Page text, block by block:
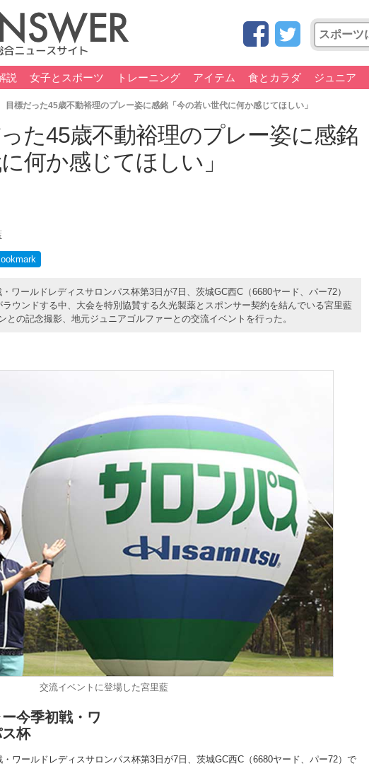
説 女子とスポーツ トレーニング アイテム 食とカラダ ジュニア
目標だった45歳不動裕理のプレー姿に感銘「今の若い世代に何か感じてほしい」
た45歳不動裕理のプレー姿に感銘
何か感じてほしい」
ワールドレディスサロンパス杯第3日が7日、茨城GC西C（6680ヤード、パー72）
ウンドする中、大会を特別協賛する久光製薬とスポンサー契約を結んでいる宮里藍
との記念撮影、地元ジュニアゴルファーとの交流イベントを行った。
交流イベントに登場した宮里藍
今季初戦・ワ
杯
ワールドレディスサロンパス杯第3日が7日、茨城GC西C（6680ヤード、パー72）で